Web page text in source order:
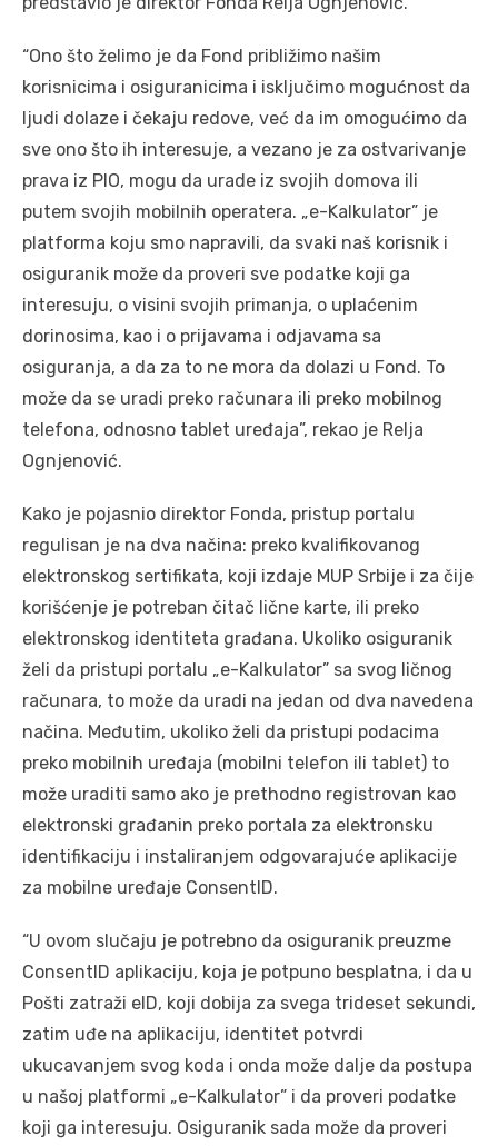
“Ono što želimo je da Fond približimo našim
korisnicima i osiguranicima i isključimo mogućnost da
ljudi dolaze i čekaju redove, već da im omogućimo da
sve ono što ih interesuje, a vezano je za ostvarivanje
prava iz PIO, mogu da urade iz svojih domova ili
putem svojih mobilnih operatera. „e-Kalkulator” je
platforma koju smo napravili, da svaki naš korisnik i
osiguranik može da proveri sve podatke koji ga
interesuju, o visini svojih primanja, o uplaćenim
dorinosima, kao i o prijavama i odjavama sa
osiguranja, a da za to ne mora da dolazi u Fond. To
može da se uradi preko računara ili preko mobilnog
telefona, odnosno tablet uređaja”, rekao je Relja
Ognjenović.
Kako je pojasnio direktor Fonda, pristup portalu
regulisan je na dva načina: preko kvalifikovanog
elektronskog sertifikata, koji izdaje MUP Srbije i za čije
korišćenje je potreban čitač lične karte, ili preko
elektronskog identiteta građana. Ukoliko osiguranik
želi da pristupi portalu „e-Kalkulator” sa svog ličnog
računara, to može da uradi na jedan od dva navedena
načina. Međutim, ukoliko želi da pristupi podacima
preko mobilnih uređaja (mobilni telefon ili tablet) to
može uraditi samo ako je prethodno registrovan kao
elektronski građanin preko portala za elektronsku
identifikaciju i instaliranjem odgovarajuće aplikacije
za mobilne uređaje ConsentID.
“U ovom slučaju je potrebno da osiguranik preuzme
ConsentID aplikaciju, koja je potpuno besplatna, i da u
Pošti zatraži eID, koji dobija za svega trideset sekundi,
zatim uđe na aplikaciju, identitet potvrdi
ukucavanjem svog koda i onda može dalje da postupa
u našoj platformi „e-Kalkulator” i da proveri podatke
koji ga interesuju. Osiguranik sada može da proveri